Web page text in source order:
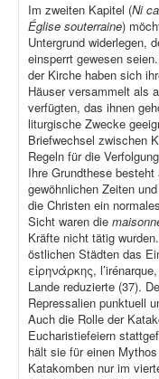
Im zweiten Kapitel (Ni
Église souterraine)
Untergrund widerlegen,
einsperrt gewesen
der Kirche haben sich
Häuser versammelt als
verfügten, das ihnen
liturgische Zwecke
Briefwechsel zwischen
Regeln für die
Ihre Grundthese
gewöhnlichen Zeiten
die Christen ein
Sicht waren die
Kräfte nicht tätig
östlichen Städten das
εἰρηνάρκης,
Lande reduzierte (37).
Repressalien punktuell
Auch die Rolle der
Eucharistiefeiern
hält sie für einen
Katakomben nur im